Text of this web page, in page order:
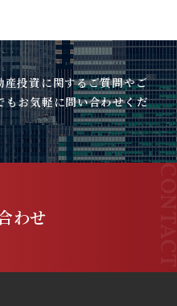
投資に関するご質問やご
もお気軽に問い合わせくだ
わせ